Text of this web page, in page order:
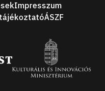
Impresszum
ÁSZF